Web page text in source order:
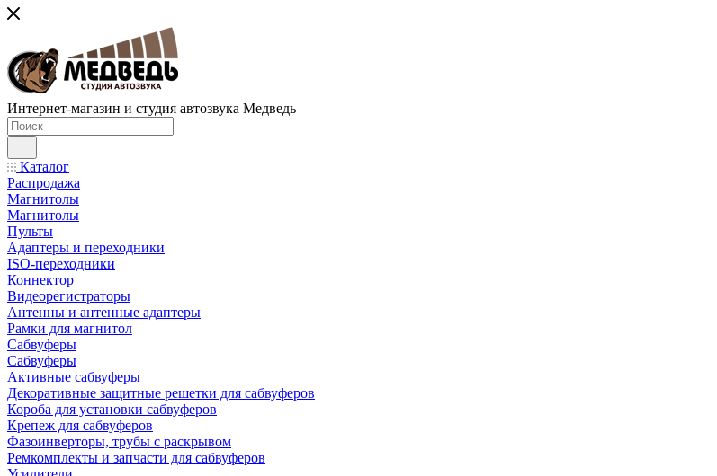
Интернет-магазин и студия автозвука Медведь
Каталог
Распродажа
Магнитолы
Магнитолы
Пульты
Адаптеры и переходники
ISO-переходники
Коннектор
Видеорегистраторы
Антенны и антенные адаптеры
Рамки для магнитол
Сабвуферы
Сабвуферы
Активные сабвуферы
Декоративные защитные решетки для сабвуферов
Короба для установки сабвуферов
Крепеж для сабвуферов
Фазоинверторы, трубы с раскрывом
Ремкомплекты и запчасти для сабвуферов